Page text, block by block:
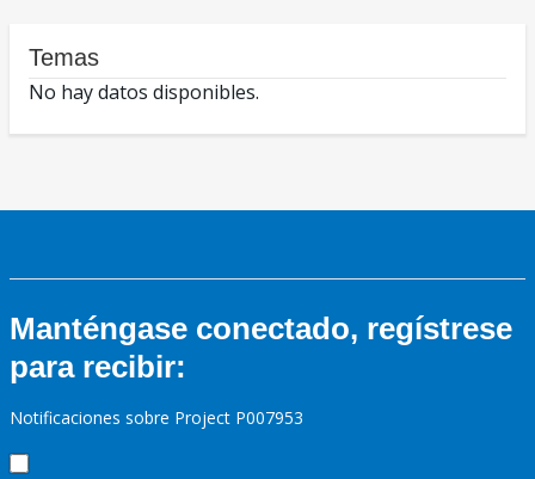
Temas
No hay datos disponibles.
Manténgase conectado, regístrese
para recibir:
Notificaciones sobre Project P007953